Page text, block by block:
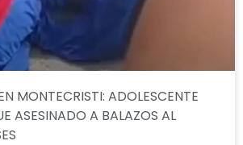
MONTECRISTI: ADOLESCENTE
ASESINADO A BALAZOS AL